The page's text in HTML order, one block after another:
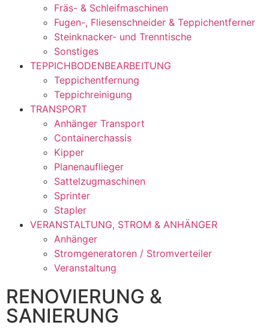
Fräs- & Schleifmaschinen
Fugen-, Fliesenschneider & Teppichentferner
Steinknacker- und Trenntische
Sonstiges
TEPPICHBODENBEARBEITUNG
Teppichentfernung
Teppichreinigung
TRANSPORT
Anhänger Transport
Containerchassis
Kipper
Planenauflieger
Sattelzugmaschinen
Sprinter
Stapler
VERANSTALTUNG, STROM & ANHÄNGER
Anhänger
Stromgeneratoren / Stromverteiler
Veranstaltung
RENOVIERUNG &
SANIERUNG